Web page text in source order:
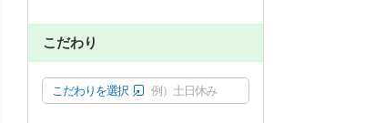
こだわり
こだわりを選択 例）土日休み